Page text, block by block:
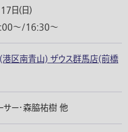
日(日)
〜/16:30〜
港区南青山) ザウス群馬店(前橋
サー・森脇祐樹 他